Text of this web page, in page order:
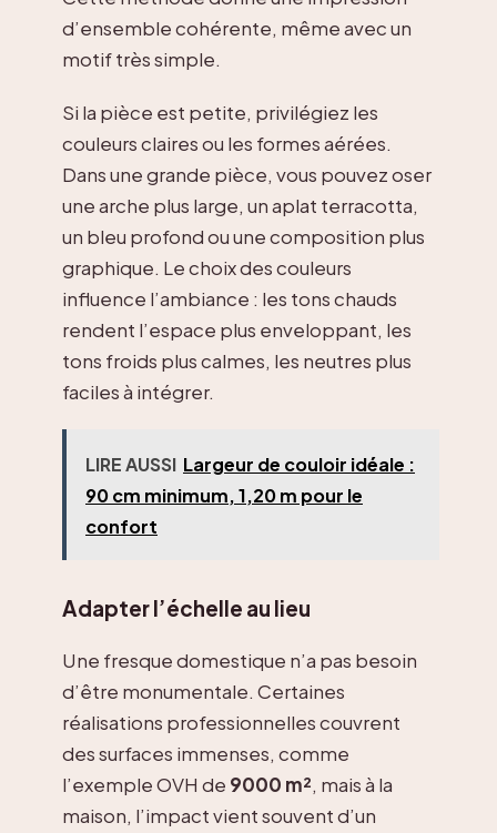
d’ensemble cohérente, même avec un
motif très simple.
Si la pièce est petite, privilégiez les
couleurs claires ou les formes aérées.
Dans une grande pièce, vous pouvez oser
une arche plus large, un aplat terracotta,
un bleu profond ou une composition plus
graphique. Le choix des couleurs
influence l’ambiance : les tons chauds
rendent l’espace plus enveloppant, les
tons froids plus calmes, les neutres plus
faciles à intégrer.
LIRE AUSSI Largeur de couloir idéale :
90 cm minimum, 1,20 m pour le
confort
Adapter l’échelle au lieu
Une fresque domestique n’a pas besoin
d’être monumentale. Certaines
réalisations professionnelles couvrent
des surfaces immenses, comme
l’exemple OVH de 9000 m², mais à la
maison, l’impact vient souvent d’un